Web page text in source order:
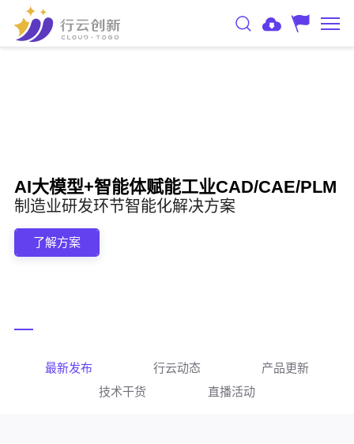
AI大模型+智能体赋能工业CAD/CAE/PLM
制造业研发环节智能化解决方案
了解方案
最新发布 行云动态
产品更新
技术干货
直播活动